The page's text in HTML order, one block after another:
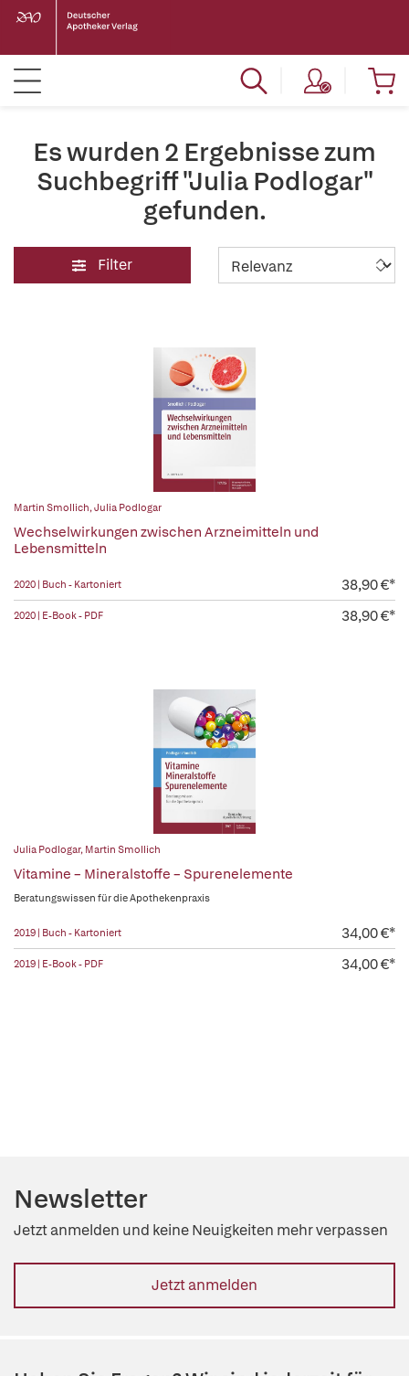
Es wurden 2 Ergebnisse zum
Suchbegriff "Julia Podlogar"
gefunden.
Filter
Martin Smollich,Julia Podlogar
Wechselwirkungen zwischen Arzneimitteln und
Lebensmitteln
2020 | Buch - Kartoniert 38,90 €*
2020 | E-Book - PDF 38,90 €*
Julia Podlogar, Martin Smollich
Vitamine – Mineralstoffe – Spurenelemente
Beratungswissen für die Apothekenpraxis
2019 | Buch - Kartoniert 34,00 €*
2019 | E-Book - PDF 34,00 €*
Newsletter
Jetzt anmelden und keine Neuigkeiten mehr verpassen
Jetzt anmelden